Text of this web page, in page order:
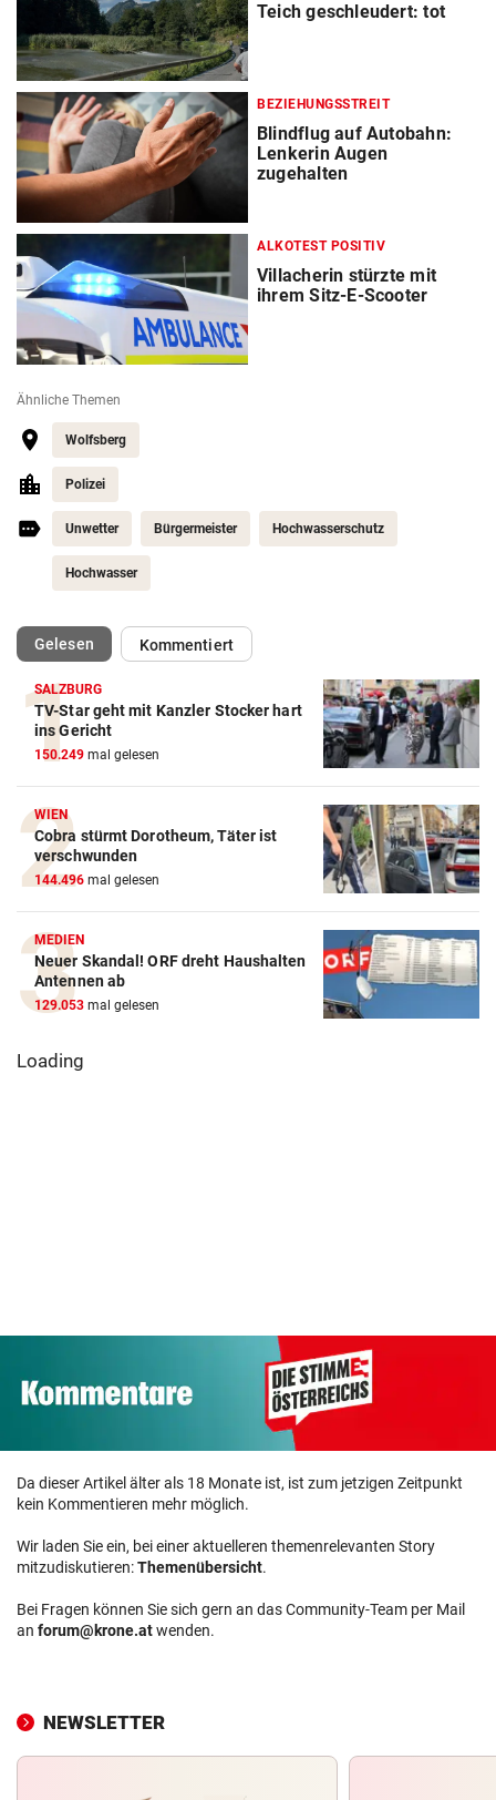
Teich geschleudert: tot
BEZIEHUNGSSTREIT
Blindflug auf Autobahn:
Lenkerin Augen
zugehalten
ALKOTEST POSITIV
Villacherin stürzte mit
ihrem Sitz-E-Scooter
Ähnliche Themen
Wolfsberg
Polizei
Unwetter Bürgermeister Hochwasserschutz
Hochwasser
Gelesen(ausgewählt)Kommentiert
SALZBURG
TV-Star geht mit Kanzler Stocker hart
ins Gericht
150.249 mal gelesen
WIEN
Cobra stürmt Dorotheum, Täter ist
verschwunden
144.496 mal gelesen
MEDIEN
Neuer Skandal! ORF dreht Haushalten
Antennen ab
129.053 mal gelesen
Loading
Da dieser Artikel älter als 18 Monate ist, ist zum jetzigen Zeitpunkt
kein Kommentieren mehr möglich.
Wir laden Sie ein, bei einer aktuelleren themenrelevanten Story
mitzudiskutieren:Themenübersicht.
Bei Fragen können Sie sich gern an das Community-Team per Mail
an forum@krone.atwenden.
NEWSLETTER